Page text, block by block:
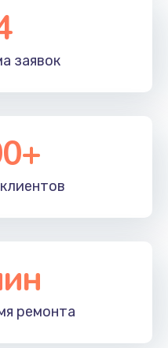
заявок
клиентов
ремонта